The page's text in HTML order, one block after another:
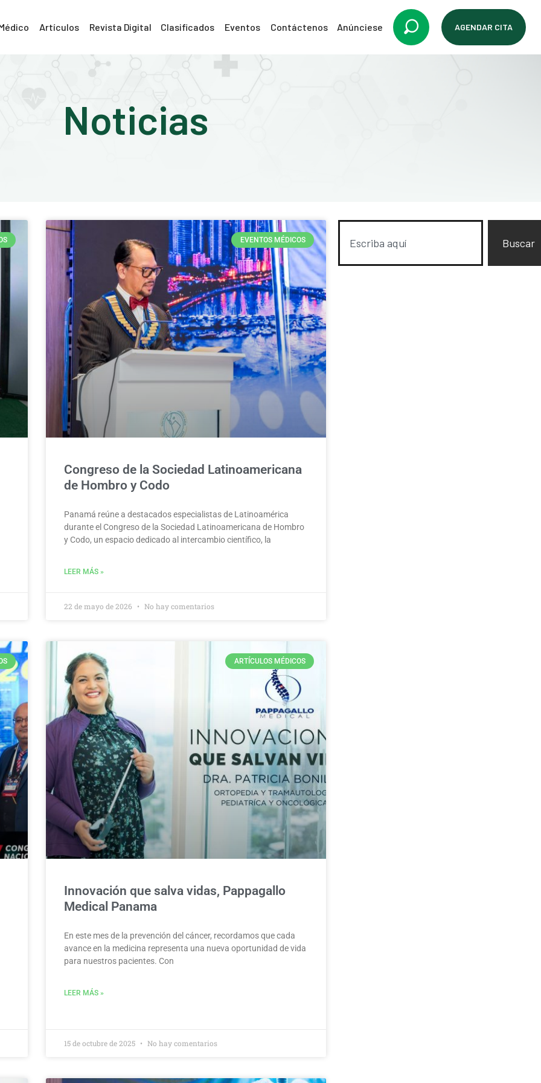
Artículos Revista Digital Clasificados Eventos Contáctenos Anúnciese AGENDAR CITA
Noticias
EVENTOS MÉDICOS
Congreso de la Sociedad Latinoamericana
de Hombro y Codo
Panamá reúne a destacados especialistas de Latinoamérica
durante el Congreso de la Sociedad Latinoamericana de Hombro
y Codo, un espacio dedicado al intercambio científico, la
LEER MÁS »
22 de mayo de 2026 No hay comentarios
ARTÍCULOS MÉDICOS
Innovación que salva vidas, Pappagallo
Medical Panama
En este mes de la prevención del cáncer, recordamos que cada
avance en la medicina representa una nueva oportunidad de vida
para nuestros pacientes. Con
LEER MÁS »
15 de octubre de 2025 No hay comentarios
Buscar